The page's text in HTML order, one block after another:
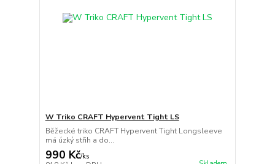
W Triko CRAFT Hypervent Tight LS
Běžecké triko CRAFT Hypervent Tight Longsleeve
má úzký střih a do...
990 Kč/ks